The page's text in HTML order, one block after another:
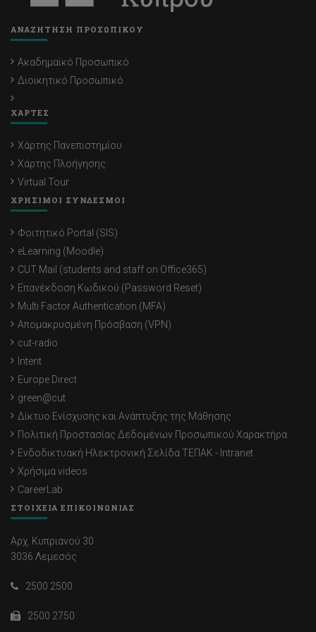
ΑΝΑΖΗΤΗΣΗ ΠΡΟΣΩΠΙΚΟΥ
Ακαδημαϊκό Προσωπικό
Διοικητικό Προσωπικό
ΧΑΡΤΕΣ
Χάρτης Πανεπιστημίου
Χάρτης Πλοήγησης
Virtual Tour
ΧΡΗΣΙΜΟΙ ΣΥΝΔΕΣΜΟΙ
Φοιτητικό Portal (SIS)
eLearning (Moodle)
CUT Mail (students and staff on Office365)
Επανέκδοση Κωδικού (Password Reset)
Multi Factor Authentication (MFA)
Απομακρυσμένη Πρόσβαση (VPN)
cut-radio
Intent
Europe Direct
green@cut
Δίκτυο Ενίσχυσης και Ανάπτυξης της Μάθησης
Πολιτική Προστασίας Δεδομένων Προσωπικού Χαρακτήρα
Ενδοδικτυακή Ηλεκτρονική Σελίδα ΤΕΠΑΚ - Intranet
Χρήσιμα videos
CareerLab
ΣΤΟΙΧΕΙΑ ΕΠΙΚΟΙΝΩΝΙΑΣ
Αρχ. Κυπριανού 30
3036 Λεμεσός
2500 2500
2500 2750